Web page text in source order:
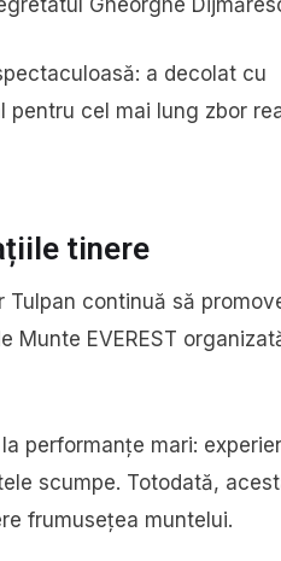
Gheorghe
a decolat cu
pentru cel mai lung zbor
tinere
Tulpan continuă să
Munte EVEREST
performanțe mari:
scumpe. Totodată,
frumusețea muntelui.